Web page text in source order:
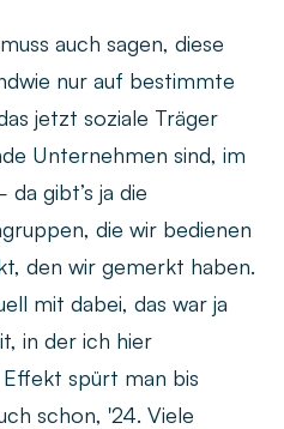
auch sagen, diese
nur auf bestimmte
jetzt soziale Träger
Unternehmen sind, im
gibt’s ja die
die wir bedienen
den wir gemerkt haben.
mit dabei, das war ja
in der ich hier
spürt man bis
schon, '24. Viele